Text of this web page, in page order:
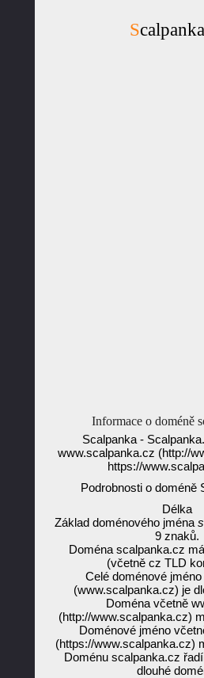
Informace o doméně
Scalpanka -
www.scalpanka.cz (http://
https://
Podrobnosti o doméně
Délka
Základ doménového jména
9 znaků.
Doména scalpanka.cz
(včetně cz TLD
Celé doménové
(www.scalpanka.cz) je
Doména včetně
(http://www.scalpanka.cz)
Doménové jméno
(https://www.scalpanka.cz)
Doménu scalpanka.cz
dlouhé